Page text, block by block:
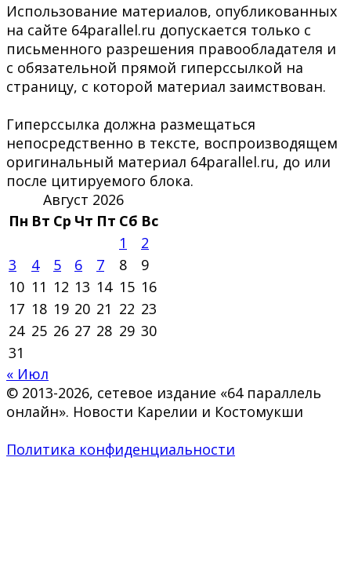
Использование материалов, опубликованных
на сайте 64parallel.ru допускается только с
письменного разрешения правообладателя и
с обязательной прямой гиперссылкой на
страницу, с которой материал заимствован.
Гиперссылка должна размещаться
непосредственно в тексте, воспроизводящем
оригинальный материал 64parallel.ru, до или
после цитируемого блока.
Август 2026
Пн Вт Ср Чт Пт Сб Вс
1
2
3
4 5 6 7 8
9
10 11 12 13 14 15 16
17 18 19 20 21 22 23
24 25 26 27 28 29 30
31
« Июл
© 2013-2026, сетевое издание «64 параллель
онлайн». Новости Карелии и Костомукши
Политика конфиденциальности